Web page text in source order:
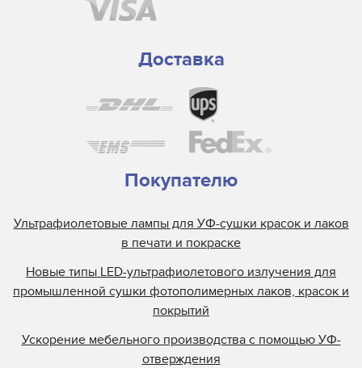
Доставка
Покупателю
Ультрафиолетовые лампы для УФ-сушки красок и лаков
в печати и покраске
Новые типы LED-ультрафиолетового излучения для
промышленной сушки фотополимерных лаков, красок и
покрытий
Ускорение мебельного производства с помощью УФ-
отверждения